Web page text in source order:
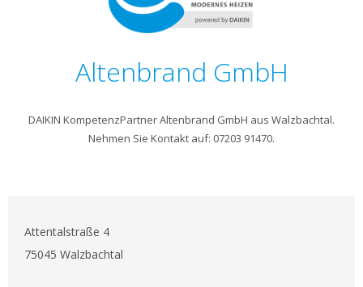
Altenbrand GmbH
DAIKIN KompetenzPartner Altenbrand GmbH aus Walzbachtal.
Nehmen Sie Kontakt auf: 07203 91470.
Attentalstraße 4
75045 Walzbachtal